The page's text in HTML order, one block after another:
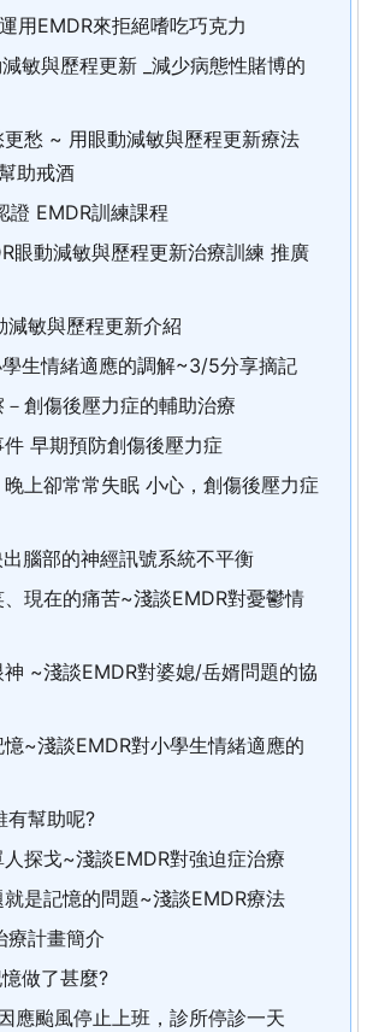
用EMDR來拒絕嗜吃巧克力
敏與歷程更新 _減少病態性賭博的
愁 ~ 用眼動減敏與歷程更新療法
助戒酒
證 EMDR訓練課程
眼動減敏與歷程更新治療訓練 推廣
減敏與歷程更新介紹
生情緒適應的調解~3/5分享摘記
創傷後壓力症的輔助治療
早期預防創傷後壓力症
上卻常常失眠 小心，創傷後壓力症
腦部的神經訊號系統不平衡
現在的痛苦~淺談EMDR對憂鬱情
~淺談EMDR對婆媳/岳婿問題的協
~淺談EMDR對小學生情緒適應的
有幫助呢?
探戈~淺談EMDR對強迫症治療
是記憶的問題~淺談EMDR療法
療計畫簡介
做了甚麼?
應颱風停止上班，診所停診一天